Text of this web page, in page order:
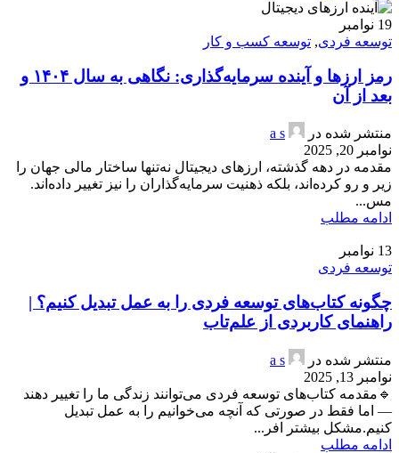
19 نوامبر
توسعه فردی, توسعه کسب و کار
رمز ارزها و آینده سرمایه‌گذاری: نگاهی به سال ۱۴۰۴ و
بعد از آن
منتشر شده در
a s
نوامبر 20, 2025
مقدمه در دهه گذشته، ارزهای دیجیتال نه‌تنها ساختار مالی جهان را
زیر و رو کرده‌اند، بلکه ذهنیت سرمایه‌گذاران را نیز تغییر داده‌اند.
مس...
ادامه مطلب
13 نوامبر
توسعه فردی
چگونه کتاب‌های توسعه فردی را به عمل تبدیل کنیم؟ |
راهنمای کاربردی از علم‌تاب
منتشر شده در
a s
نوامبر 13, 2025
🔹مقدمه کتاب‌های توسعه فردی می‌توانند زندگی ما را تغییر دهند
— اما فقط در صورتی که آنچه می‌خوانیم را به عمل تبدیل
کنیم.مشکل بیشتر افر...
ادامه مطلب